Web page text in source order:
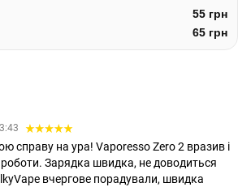
55 грн
65 грн
справу на ура! Vaporesso Zero 2 вразив і
роботи. Зарядка швидка, не доводиться
вчергове порадували, швидка